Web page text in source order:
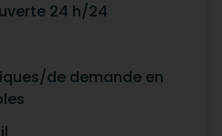
24 h/24
de demande en